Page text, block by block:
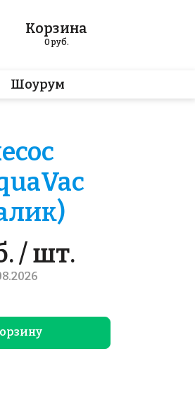
Корзина
0руб.
Шоурум
/ шт.